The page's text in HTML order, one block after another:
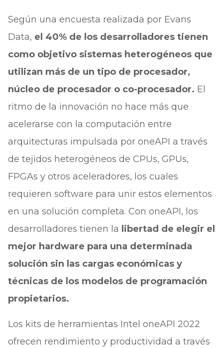
Según una encuesta realizada por Evans
Data, el 40% de los desarrolladores tienen
como objetivo sistemas heterogéneos que
utilizan más de un tipo de procesador,
núcleo de procesador o co-procesador. El
ritmo de la innovación no hace más que
acelerarse con la computación entre
arquitecturas impulsada por oneAPI a través
de tejidos heterogéneos de CPUs, GPUs,
FPGAs y otros aceleradores, los cuales
requieren software para unir estos elementos
en una solución completa. Con oneAPI, los
desarrolladores tienen la libertad de elegir el
mejor hardware para una determinada
solución sin las cargas económicas y
técnicas de los modelos de programación
propietarios.
Los kits de herramientas Intel oneAPI 2022
ofrecen rendimiento y productividad a través